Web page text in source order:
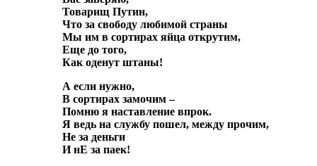
Товарищ Путин,
Что за свободу любимой страны
Мы им в сортирах яйца открутим,
Еще до того,
Как оденут штаны!
А если нужно,
В сортирах замочим –
Помню я наставление впрок.
Я ведь на службу пошел, между прочим,
Не за деньги
И нЕ за паек!